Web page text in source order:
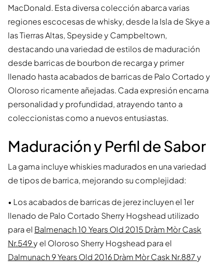
MacDonald. Esta diversa colección abarca varias
regiones escocesas de whisky, desde la Isla de Skye a
las Tierras Altas, Speyside y Campbeltown,
destacando una variedad de estilos de maduración
desde barricas de bourbon de recarga y primer
llenado hasta acabados de barricas de Palo Cortado y
Oloroso ricamente añejadas. Cada expresión encarna
personalidad y profundidad, atrayendo tanto a
coleccionistas como a nuevos entusiastas.
Maduración y Perfil de Sabor
La gama incluye whiskies madurados en una variedad
de tipos de barrica, mejorando su complejidad:
• Los acabados de barricas de jerez incluyen el 1er
llenado de Palo Cortado Sherry Hogshead utilizado
para el Balmenach 10 Years Old 2015 Dràm Mòr Cask
Nr.549y el Oloroso Sherry Hogshead para el
Dalmunach 9 Years Old 2016 Dràm Mòr Cask Nr.887y